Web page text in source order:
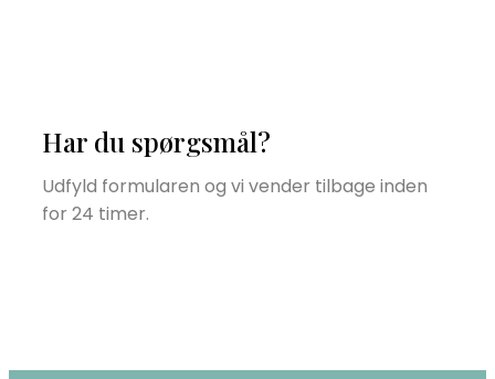
Har du spørgsmål?
Udfyld formularen og vi vender tilbage inden
for 24 timer.